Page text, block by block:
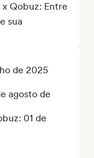
Qobuz: Entre
sua
de 2025
agosto de
01 de